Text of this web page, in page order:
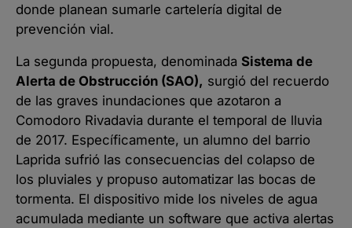
donde planean sumarle cartelería digital de
prevención vial.
La segunda propuesta, denominada Sistema de
Alerta de Obstrucción (SAO), surgió del recuerdo
de las graves inundaciones que azotaron a
Comodoro Rivadavia durante el temporal de lluvia
de 2017. Específicamente, un alumno del barrio
Laprida sufrió las consecuencias del colapso de
los pluviales y propuso automatizar las bocas de
tormenta. El dispositivo mide los niveles de agua
acumulada mediante un software que activa alertas